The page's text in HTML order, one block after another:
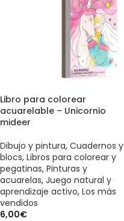
Libro para colorear
acuarelable – Unicornio
mideer
Dibujo y pintura, Cuadernos y
blocs, Libros para colorear y
pegatinas, Pinturas y
acuarelas, Juego natural y
aprendizaje activo, Los más
vendidos
6,00€